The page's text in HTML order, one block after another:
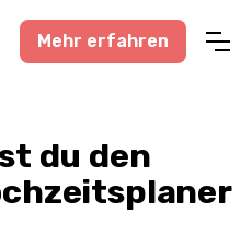
News
Mehr erfahren
du den